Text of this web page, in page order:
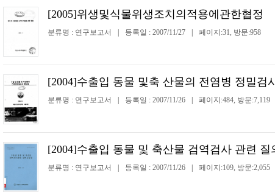
[2005]위생및식물위생조치의적용에관한협정
분류명 : 연구보고서 등록일 : 2007/11/27 페이지:31, 방문:958
[2004]수출입 동물 및축 산물의 전염병 정밀검
분류명 : 연구보고서 등록일 : 2007/11/26 페이지:484, 방문:7,119
[2004]수출입 동물 및 축산물 검역검사 관련 질
분류명 : 연구보고서 등록일 : 2007/11/26 페이지:109, 방문:2,055